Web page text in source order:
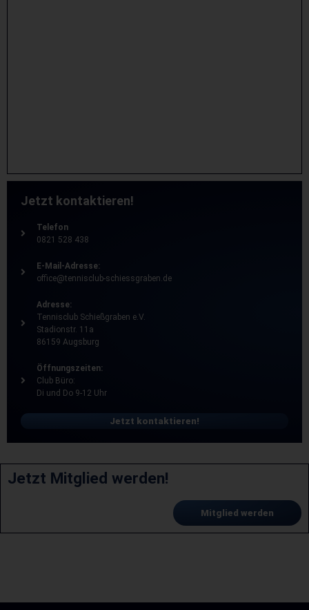
Jetzt kontaktieren!
Telefon
0821 528 438
E-Mail-Adresse:
office@tennisclub-schiessgraben.de
Adresse:
Tennisclub Schießgraben e.V.
Stadionstr. 11a
86159 Augsburg
Öffnungszeiten:
Club Büro:
Di und Do 9-12 Uhr
Jetzt kontaktieren!
Jetzt Mitglied werden!
Mitglied werden